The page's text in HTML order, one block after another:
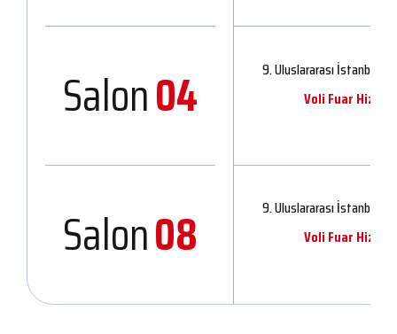
Salon04
9. Uluslararası İstanbul
Voli Fuar
Salon08
9. Uluslararası İstanbul
Voli Fuar